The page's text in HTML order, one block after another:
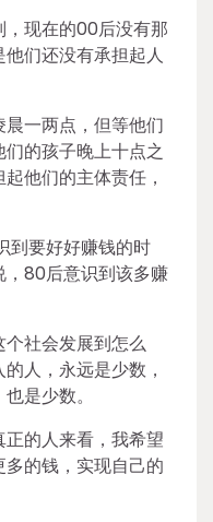
现在的00后没有那
们还没有承担起人
一两点，但等他们
的孩子晚上十点之
他们的主体责任，
到要好好赚钱的时
，80后意识到该多赚
社会发展到怎么
人，永远是少数，
是少数。
的人来看，我希望
的钱，实现自己的